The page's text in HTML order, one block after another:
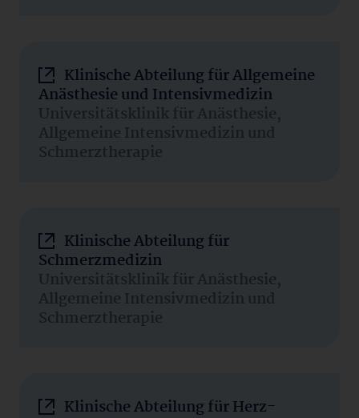
Klinische Abteilung für Allgemeine
Anästhesie und Intensivmedizin
Universitätsklinik für Anästhesie,
Allgemeine Intensivmedizin und
Schmerztherapie
Klinische Abteilung für
Schmerzmedizin
Universitätsklinik für Anästhesie,
Allgemeine Intensivmedizin und
Schmerztherapie
Klinische Abteilung für Herz-